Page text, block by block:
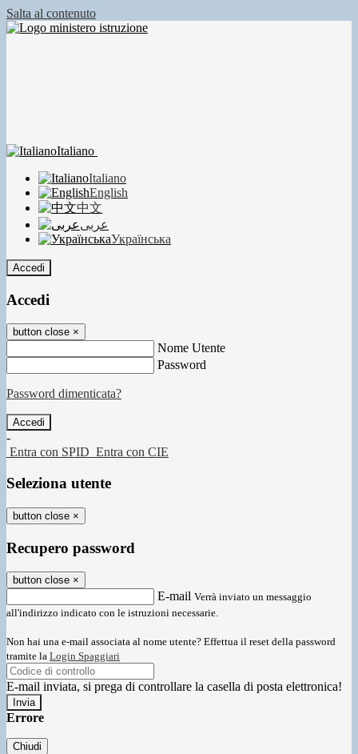
Salta al contenuto
Italiano
Italiano
English
中文
عربى
Українська
Accedi
Accedi
button close ×
Nome Utente
Password
Password dimenticata?
-
Entra con SPID Entra con CIE
Seleziona utente
button close ×
Recupero password
button close ×
E-mail Verrà inviato un messaggio
all'indirizzo indicato con le istruzioni necessarie.
Non hai una e-mail associata al nome utente? Effettua il reset della password
tramite la Login Spaggiari
E-mail inviata, si prega di controllare la casella di posta elettronica!
Errore
Chiudi